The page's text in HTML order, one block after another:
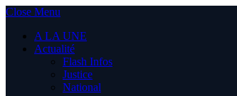
Close Menu
A LA UNE
Actualité
Flash Infos
Justice
National